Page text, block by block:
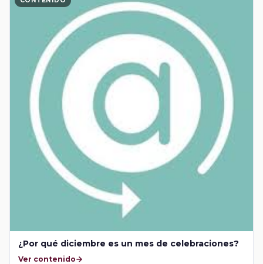
¿Por qué diciembre es un mes de celebraciones?
Ver contenido